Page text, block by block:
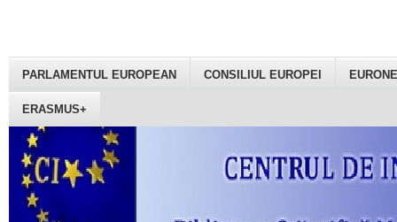
PARLAMENTUL EUROPEAN CONSILIUL EUROPEI
ERASMUS+